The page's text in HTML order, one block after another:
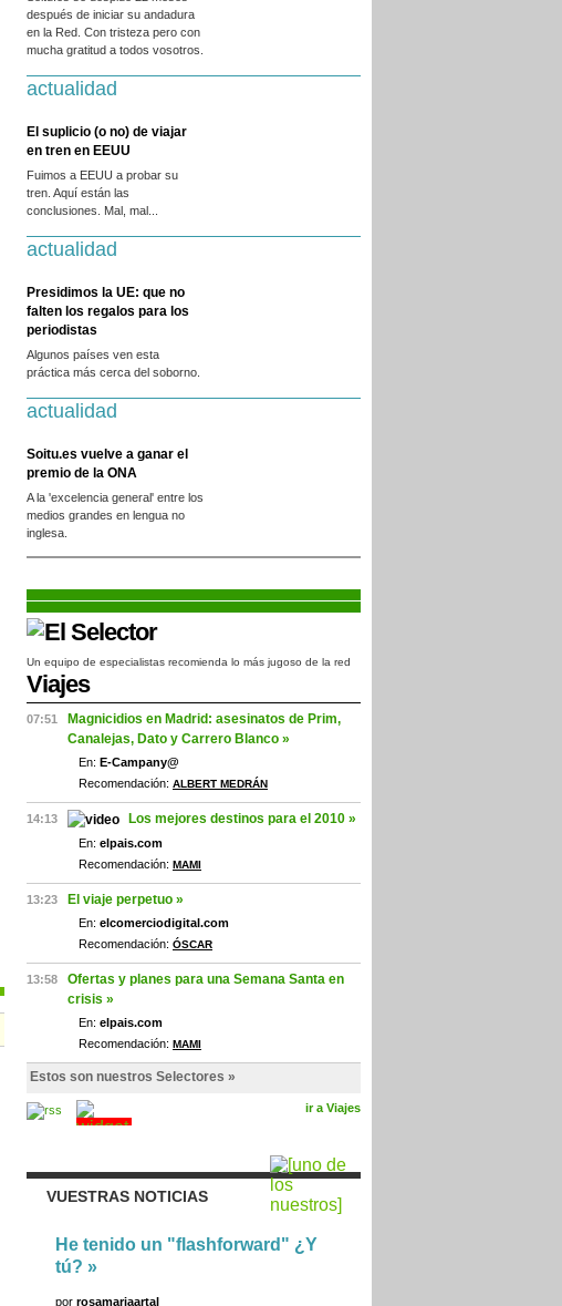
después de iniciar su andadura
en la Red. Con tristeza pero con
mucha gratitud a todos vosotros.
actualidad
El suplicio (o no) de viajar
en tren en EEUU
Fuimos a EEUU a probar su
tren. Aquí están las
conclusiones. Mal, mal...
actualidad
Presidimos la UE: que no
falten los regalos para los
periodistas
Algunos países ven esta
práctica más cerca del soborno.
actualidad
Soitu.es vuelve a ganar el
premio de la ONA
A la 'excelencia general' entre los
medios grandes en lengua no
inglesa.
Un equipo de especialistas recomienda lo más jugoso de la red
Viajes
07:51
Magnicidios en Madrid: asesinatos de Prim,
Canalejas, Dato y Carrero Blanco »
En: E-Campany@
Recomendación: ALBERT MEDRÁN
14:13 Los mejores destinos para el 2010 »
En: elpais.com
Recomendación: MAMI
13:23 El viaje perpetuo »
En: elcomerciodigital.com
Recomendación: ÓSCAR
13:58
Ofertas y planes para una Semana Santa en
crisis »
En: elpais.com
Recomendación: MAMI
Estos son nuestros Selectores »
ir a Viajes
VUESTRAS NOTICIAS
He tenido un "flashforward" ¿Y
tú? »
por rosamariaartal